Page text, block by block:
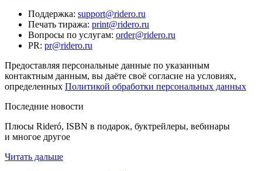
Поддержка: support@ridero.ru
Печать тиража: print@ridero.ru
Вопросы по услугам: order@ridero.ru
PR: pr@ridero.ru
Предоставляя персональные данные по указанным
контактным данным, вы даёте своё согласие на условиях,
определенных Политикой обработки персональных данных
Последние новости
Плюсы Rideró, ISBN в подарок, буктрейлеры, вебинары
и многое другое
Читать дальше